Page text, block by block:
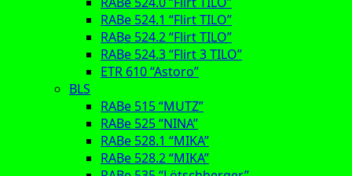
RABe 524.1 “Flirt TILO”
RABe 524.2 “Flirt TILO”
RABe 524.3 “Flirt 3 TILO”
ETR 610 “Astoro”
BLS
RABe 515 “MUTZ”
RABe 525 “NINA”
RABe 528.1 “MIKA”
RABe 528.2 “MIKA”